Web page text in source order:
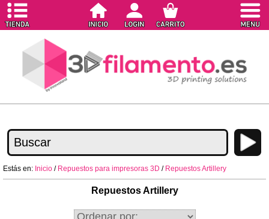
Estás en: Inicio / Repuestos para impresoras 3D / Repuestos Artillery
Repuestos Artillery